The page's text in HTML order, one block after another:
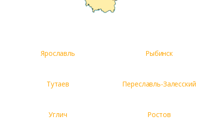
Ярославль Рыбинск
Тутаев Переславль-Залесский
Углич Ростов